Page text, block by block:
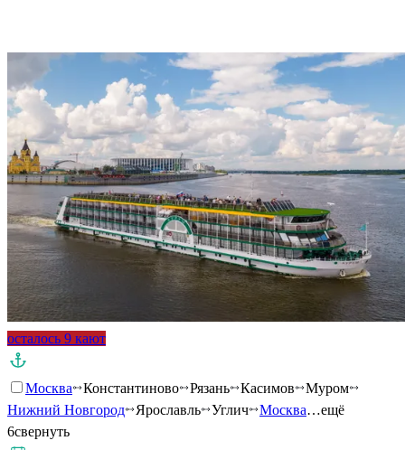
осталось 9 кают
Москва Константиново Рязань Касимов
Муром
Нижний Новгород
Ярославль Углич Москва…ещё
6свернуть